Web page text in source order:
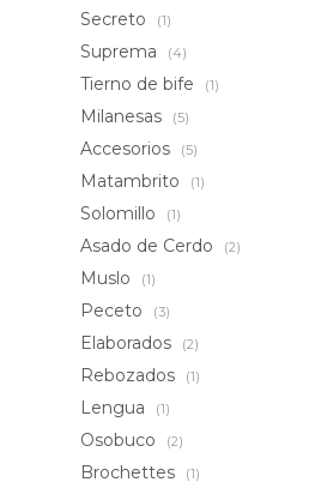
Secreto (1)
Suprema (4)
Tierno de bife (1)
Milanesas (5)
Accesorios (5)
Matambrito (1)
Solomillo (1)
Asado de Cerdo (2)
Muslo (1)
Peceto (3)
Elaborados (2)
Rebozados (1)
Lengua (1)
Osobuco (2)
Brochettes (1)